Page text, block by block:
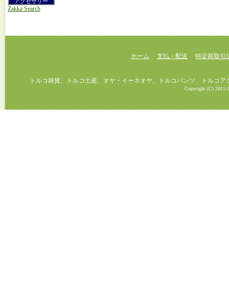
Zakka Search
ホーム 支払・配送 特定商取引
トルコ雑貨、トルコ土産、オヤ・イーネオヤ、トルコパンツ、トルコアク
Copyright (C) 2011-